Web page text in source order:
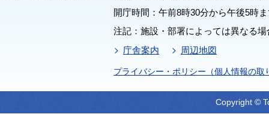
開庁時間：午前8時30分から午後5時
注記：施設・部署によっては異なる
庁舎案内
周辺地図
プライバシー・ポリシー（個人情報の取
Copyright ©